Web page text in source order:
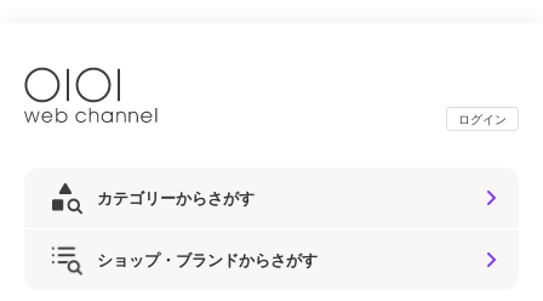
ログイン
カテゴリーからさがす
ショップ・ブランドからさがす